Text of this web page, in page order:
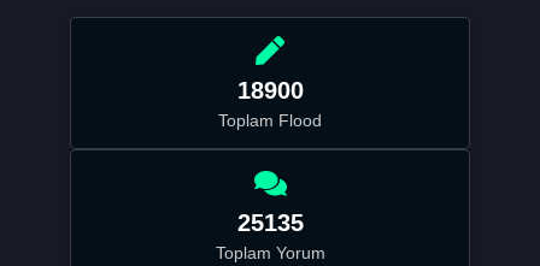
18900
Toplam Flood
25135
Toplam Yorum